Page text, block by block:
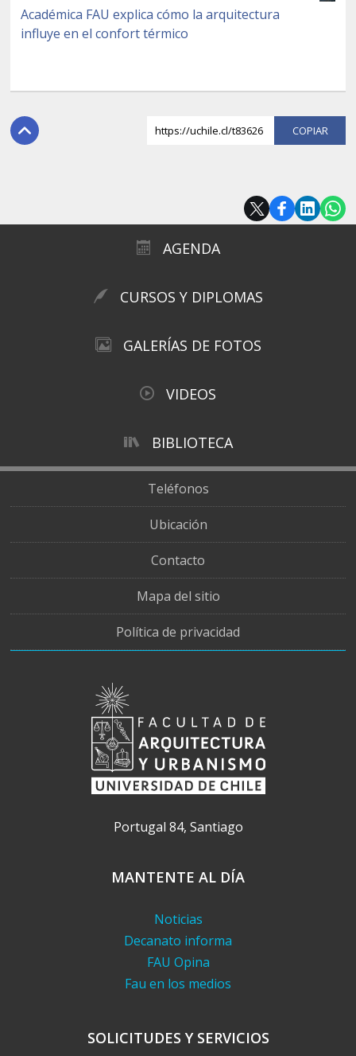
Académica FAU explica cómo la arquitectura
influye en el confort térmico
https://uchile.cl/t83626
AGENDA
CURSOS Y DIPLOMAS
GALERÍAS DE FOTOS
VIDEOS
BIBLIOTECA
Teléfonos
Ubicación
Contacto
Mapa del sitio
Política de privacidad
Portugal 84, Santiago
MANTENTE AL DÍA
Noticias
Decanato informa
FAU Opina
Fau en los medios
SOLICITUDES Y SERVICIOS